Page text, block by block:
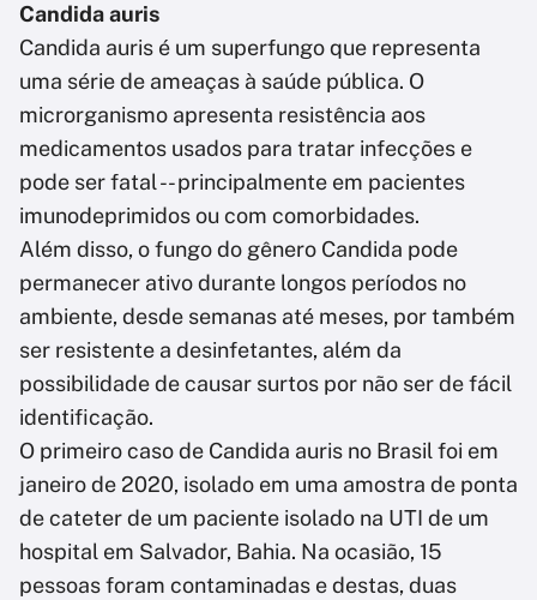
Candida auris
Candida auris é um superfungo que representa
uma série de ameaças à saúde pública. O
microrganismo apresenta resistência aos
medicamentos usados para tratar infecções e
pode ser fatal -- principalmente em pacientes
imunodeprimidos ou com comorbidades.
Além disso, o fungo do gênero Candida pode
permanecer ativo durante longos períodos no
ambiente, desde semanas até meses, por também
ser resistente a desinfetantes, além da
possibilidade de causar surtos por não ser de fácil
identificação.
O primeiro caso de Candida auris no Brasil foi em
janeiro de 2020, isolado em uma amostra de ponta
de cateter de um paciente isolado na UTI de um
hospital em Salvador, Bahia. Na ocasião, 15
pessoas foram contaminadas e destas, duas